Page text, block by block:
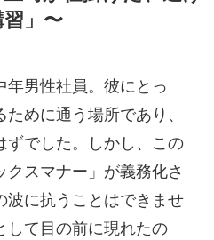
」〜
年男性社員。彼にとっ
めに通う場所であり、
ずでした。しかし、この
スマナー」が義務化さ
波に抗うことはできませ
して目の前に現れたの